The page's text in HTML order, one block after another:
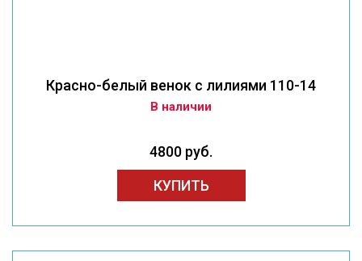
Красно-белый венок с лилиями 110-14
В наличии
4800 руб.
КУПИТЬ